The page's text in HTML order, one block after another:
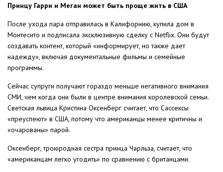
Принцу Гарри и Меган может быть проще жить в США
После ухода пара отправилась в Калифорнию, купила дом в
Монтесито и подписала эксклюзивную сделку с Netflix. Они будут
создавать контент, который «информирует, но также дает
надежду», включая документальные фильмы и семейные
программы.
Сейчас супруги получают гораздо меньше негативного внимания
СМИ, чем когда они были в центре внимания королевской семьи.
Светская львица Кристина Оксенберг считает, что Сассексы
«преуспеют» в США, потому что американцы менее критичны и
«очарованы» парой.
Оксенберг, троюродная сестра принца Чарльза, считает, что
«американцам легко угодить» по сравнению с британцами.